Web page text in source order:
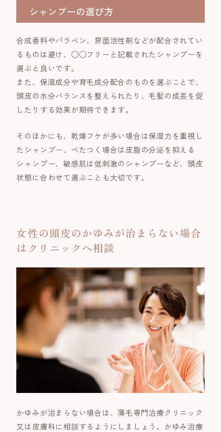
シャンプーの選び方
合成香料やパラベン、界面活性剤などが配合されてい
るものは避け、○○フリーと記載されたシャンプーを
選ぶと良いです。
また、保湿成分や育毛成分配合のものを選ぶことで、
頭皮の水分バランスを整えられたり、毛髪の成長を促
したりする効果が期待できます。
そのほかにも、乾燥フケが多い場合は保湿力を重視し
たシャンプー、べたつく場合は皮脂の分泌を抑える
シャンプー、敏感肌は低刺激のシャンプーなど、頭皮
状態に合わせて選ぶことも大切です。
女性の頭皮のかゆみが治まらない場合
はクリニックへ相談
かゆみが治まらない場合は、薄毛専門治療クリニック
又は皮膚科に相談するようにしましょう。かゆみ治療